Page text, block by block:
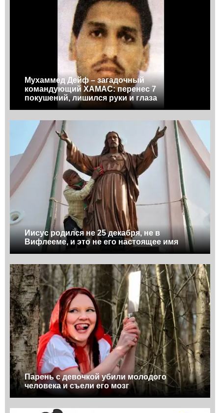
Мухаммед Дейф – загадочный
командующий ХАМАС: перенес 7
покушений, лишился руки и глаза
Иисус родился не 25 декабря, не в
Вифлееме, и это не его настоящее имя
Парень с девочкой убили молодого
человека и съели его мозг